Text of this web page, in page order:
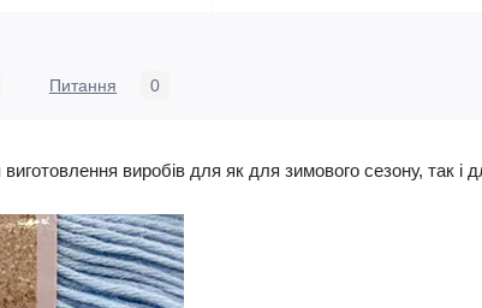
Питання 0
виробів для як для зимового сезону, так і